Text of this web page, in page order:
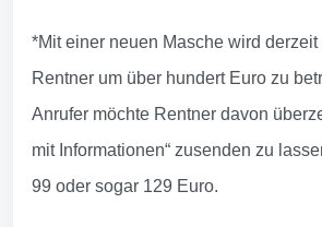
*Mit einer neuen Masche wird derzeit
Rentner um über hundert Euro zu
Anrufer möchte Rentner davon
mit Informationen“ zusenden zu
99 oder sogar 129 Euro.